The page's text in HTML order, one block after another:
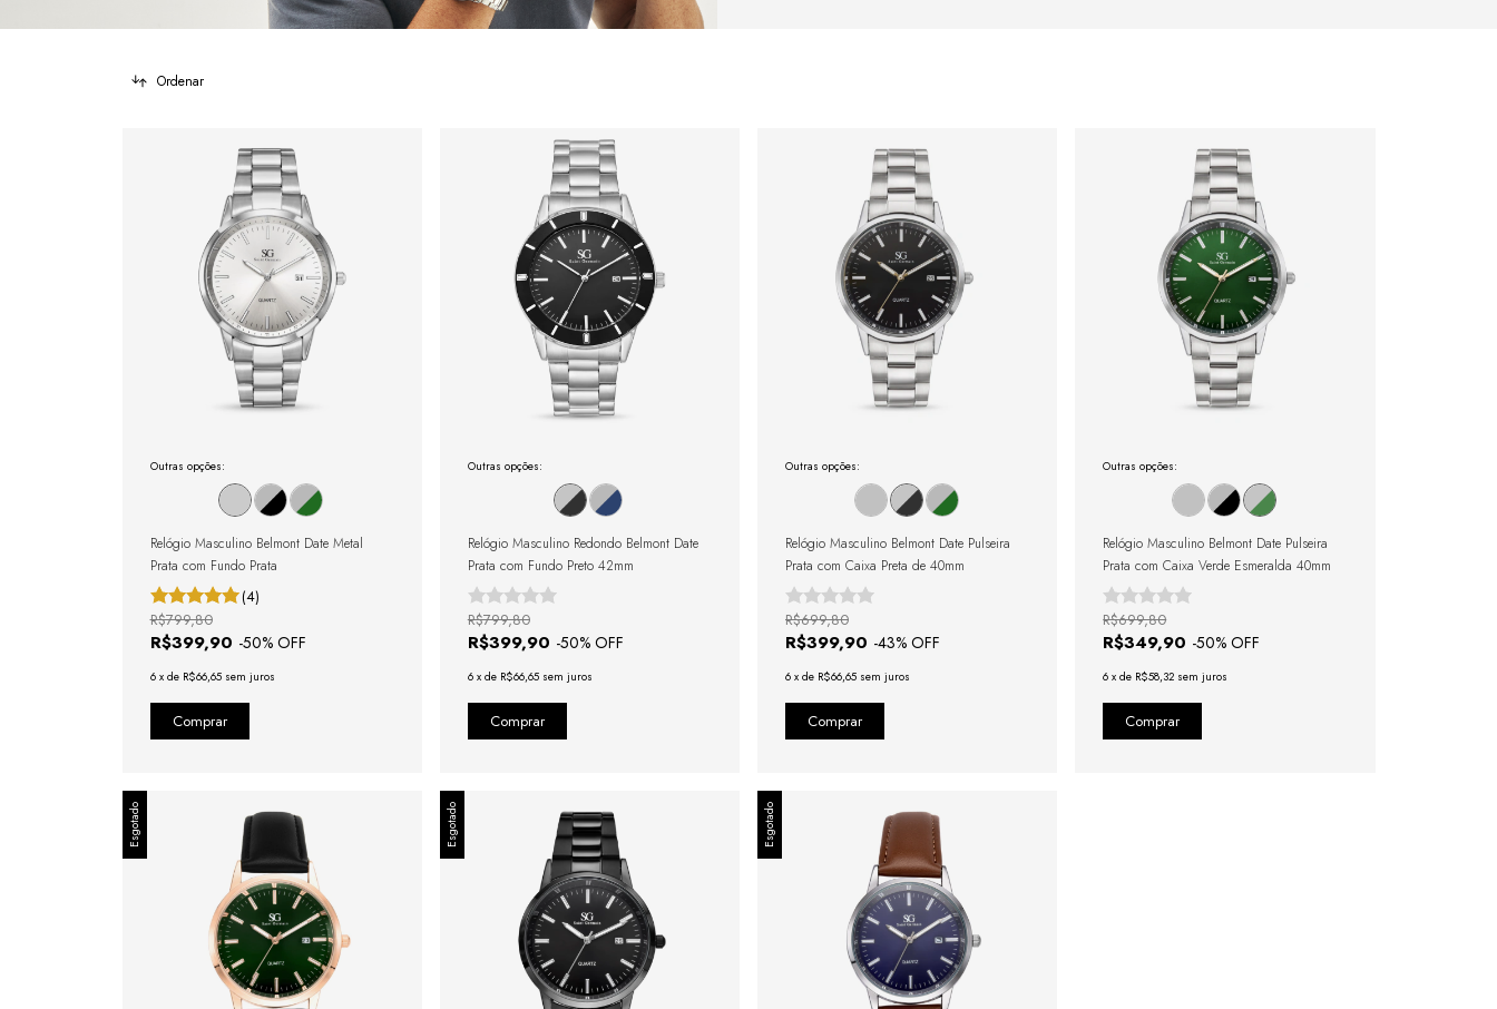
Ordenar
Outras opções:
Relógio Masculino Belmont Date Metal
Prata com Fundo Prata
(4)
R$399,90 -50% OFF
R$799,80
6 x de R$66,65 sem juros
Outras opções:
Relógio Masculino Redondo Belmont Date
Prata com Fundo Preto 42mm
R$399,90 -50% OFF
R$799,80
6 x de R$66,65 sem juros
Outras opções:
Relógio Masculino Belmont Date Pulseira
Prata com Caixa Preta de 40mm
R$399,90 -43% OFF
R$699,80
6 x de R$66,65 sem juros
Outras opções:
Relógio Masculino Belmont Date Pulseira
Prata com Caixa Verde Esmeralda 40mm
R$349,90 -50% OFF
R$699,80
6 xde R$58,32 sem juros
Esgotado Esgotado Esgotado